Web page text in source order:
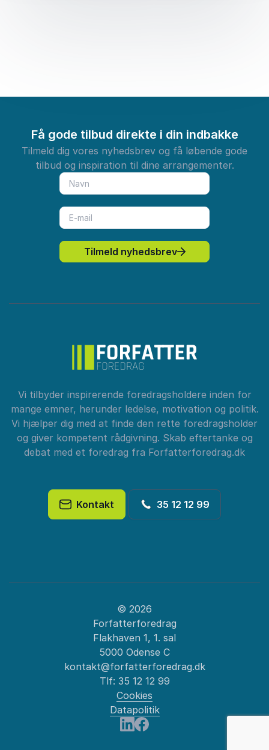
Få gode tilbud direkte i din indbakke
Tilmeld dig vores nyhedsbrev og få løbende gode
tilbud og inspiration til dine arrangementer.
Tilmeld nyhedsbrev
Vi tilbyder inspirerende foredragsholdere inden for
mange emner, herunder ledelse, motivation og politik.
Vi hjælper dig med at finde den rette foredragsholder
og giver kompetent rådgivning. Skab eftertanke og
debat med et foredrag fra Forfatterforedrag.dk
Kontakt 35 12 12 99
© 2026
Forfatterforedrag
Flakhaven 1, 1. sal
5000 Odense C
kontakt@forfatterforedrag.dk
Tlf: 35 12 12 99
Cookies
Datapolitik